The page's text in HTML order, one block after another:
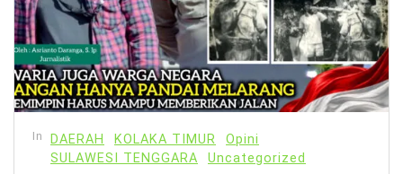
In DAERAH KOLAKA TIMUR
Opini
SULAWESI TENGGARA
Uncategorized